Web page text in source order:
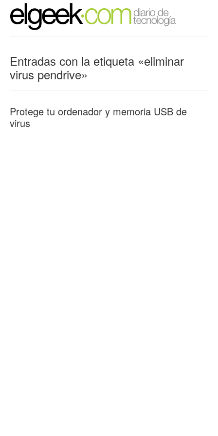
Entradas con la etiqueta «eliminar
virus pendrive»
Protege tu ordenador y memoria USB de
virus